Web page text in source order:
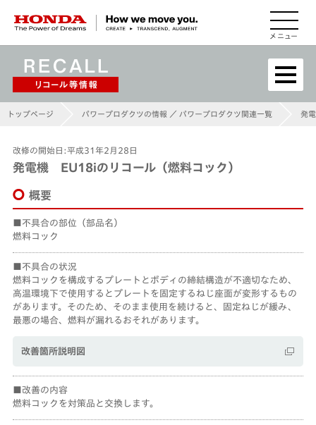
HONDA The Power of Dreams
トップページ パワープロダクツの情報 ／ パワープロダクツ関連一覧 発
改修の開始日:平成31年2月28日
発電機 EU18iのリコール（燃料コック）
概要
不具合の部位（部品名）
燃料コック
不具合の状況
燃料コックを構成するプレートとボディの締結構造が不適切なため、
高温環境下で使用するとプレートを固定するねじ座面が変形するもの
があります。そのため、そのまま使用を続けると、固定ねじが緩み、
最悪の場合、燃料が漏れるおそれがあります。
改善箇所説明図
改善の内容
燃料コックを対策品と交換します。